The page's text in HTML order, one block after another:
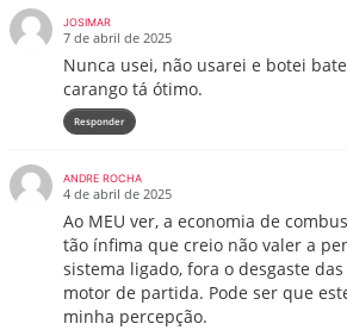
JOSIMAR
7 de abril de 2025
Nunca usei, não usarei e botei
carango tá ótimo.
Responder
ANDRE ROCHA
4 de abril de 2025
Ao MEU ver, a economia de
tão ínfima que creio não valer a
sistema ligado, fora o desgaste
motor de partida. Pode ser que
minha percepção.